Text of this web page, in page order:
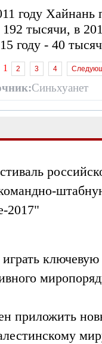
году Хайнань
тысячи, в
году - 40
1 2 3 4
Синьхуанет
2017"
ключевую
приложить